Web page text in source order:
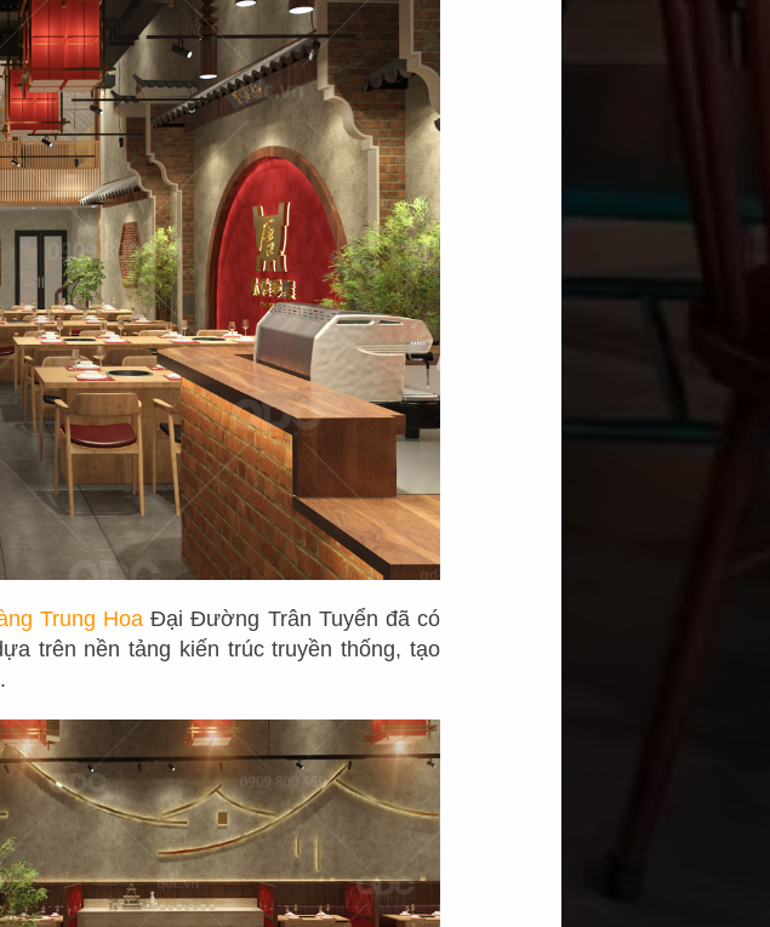
Trung HoaĐại Đường Trân Tuyển đã có
trên nền tảng kiến trúc truyền thống, tạo